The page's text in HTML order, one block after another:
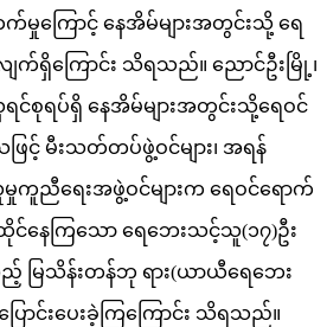
မှုကြောင့် နေအိမ်များအတွင်းသို့ ရေ
လျက်ရှိကြောင်း သိရသည်။ ညောင်ဦးမြို့၊
စုရပ်ရှိ နေအိမ်များအတွင်းသို့ရေဝင်
ဖြင့် မီးသတ်တပ်ဖွဲ့ဝင်များ၊ အရန်
မှုကူညီရေးအဖွဲ့ဝင်များက ရေဝင်ရောက်
ထိုင်နေကြသော ရေဘေးသင့်သူ(၁၇)ဦး
ြသိန်းတန်ဘု ရား(ယာယီရေဘေး
ောင်းပေးခဲ့ကြကြောင်း သိရသည်။